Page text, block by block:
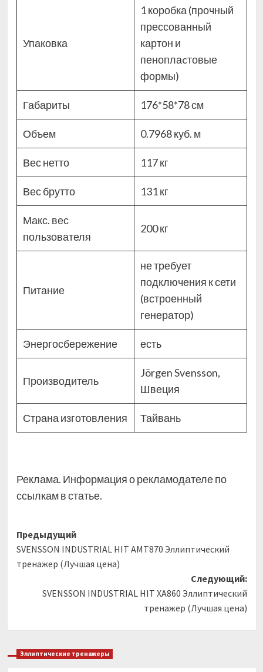
Упаковка
1 коробка (прочный
прессованный
картон и
пеноплаcтовые
формы)
Габариты 176*58*78 см
Объем 0.7968 куб. м
Вес нетто 117 кг
Вес брутто 131 кг
Макс. вес
пользователя
200 кг
Питание
не требует
подключения к сети
(встроенный
генератор)
Энергосбережение есть
Производитель
Jörgen Svensson,
Швеция
Страна изготовления Тайвань
Реклама. Информация о рекламодателе по
ссылкам в статье.
Навигация
записи
Предыдущий
SVENSSON INDUSTRIAL HIT AMT870 Эллиптический
тренажер (Лучшая цена)
Следующий:
SVENSSON INDUSTRIAL HIT XA860 Эллиптический
тренажер (Лучшая цена)
Эллиптические тренажеры